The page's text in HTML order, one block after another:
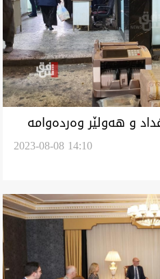
و هەولێر وەردەوامە
2023-08-08 14:10